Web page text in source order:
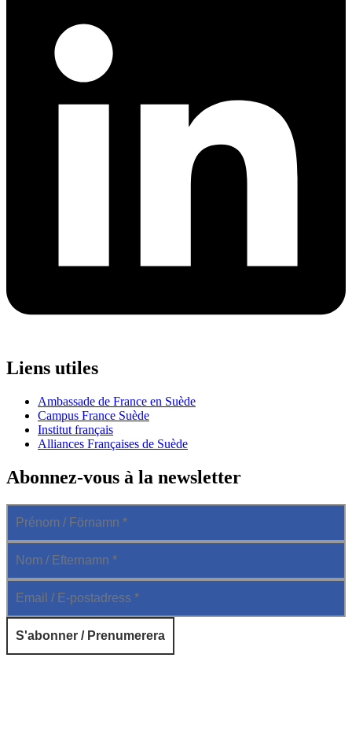
Liens utiles
Ambassade de France en Suède
Campus France Suède
Institut français
Alliances Françaises de Suède
Abonnez-vous à la newsletter